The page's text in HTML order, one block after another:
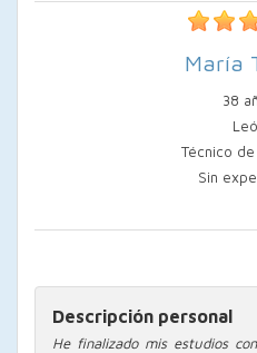
María
38
Técnico de
Sin
Descripción personal
He finalizado mis estudios